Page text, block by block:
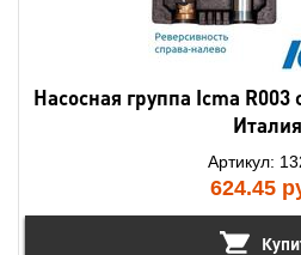
Насосная группа Icma
Италия
Артикул:
624.45